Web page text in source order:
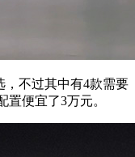
不过其中有4款需要
置便宜了3万元。